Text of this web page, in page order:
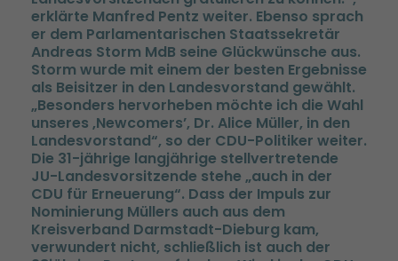
erklärte Manfred Pentz weiter. Ebenso sprach
er dem Parlamentarischen Staatssekretär
Andreas Storm MdB seine Glückwünsche aus.
Storm wurde mit einem der besten Ergebnisse
als Beisitzer in den Landesvorstand gewählt.
Besonders hervorheben möchte ich die Wahl
unseres ‚Newcomers’, Dr. Alice Müller, in den
Landesvorstand“, so der CDU-Politiker weiter.
Die 31-jährige langjährige stellvertretende
JU-Landesvorsitzende stehe „auch in der
CDU für Erneuerung“. Dass der Impuls zur
Nominierung Müllers auch aus dem
Kreisverband Darmstadt-Dieburg kam,
verwundert nicht, schließlich ist auch der